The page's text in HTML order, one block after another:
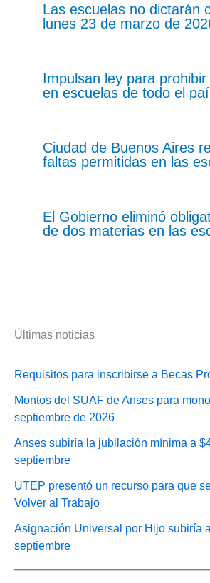
Las escuelas no dictarán
lunes 23 de marzo de
Impulsan ley para
en escuelas de todo el
Ciudad de Buenos Aires
faltas permitidas en las
El Gobierno eliminó
de dos materias en las
Últimas noticias
Requisitos para inscribirse a Becas
Montos del SUAF de Anses para
septiembre de 2026
Anses subiría la jubilación mínima a
septiembre
UTEP presentó un recurso para que
Volver al Trabajo
Asignación Universal por Hijo subiría
septiembre